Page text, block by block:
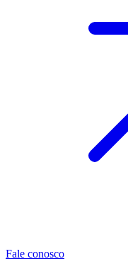
Fale conosco